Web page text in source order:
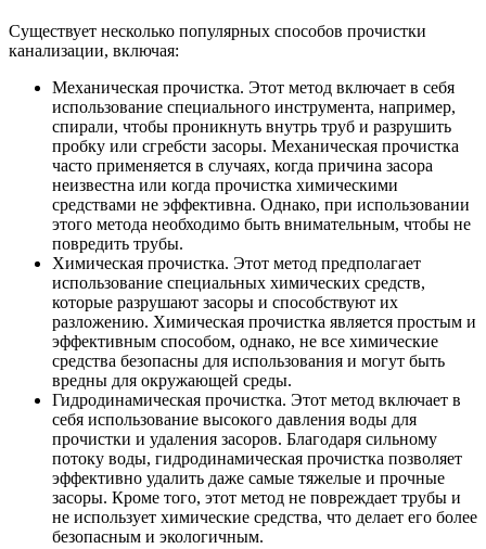
Существует несколько популярных способов прочистки
канализации, включая:
Механическая прочистка. Этот метод включает в себя
использование специального инструмента, например,
спирали, чтобы проникнуть внутрь труб и разрушить
пробку или сгребсти засоры. Механическая прочистка
часто применяется в случаях, когда причина засора
неизвестна или когда прочистка химическими
средствами не эффективна. Однако, при использовании
этого метода необходимо быть внимательным, чтобы не
повредить трубы.
Химическая прочистка. Этот метод предполагает
использование специальных химических средств,
которые разрушают засоры и способствуют их
разложению. Химическая прочистка является простым и
эффективным способом, однако, не все химические
средства безопасны для использования и могут быть
вредны для окружающей среды.
Гидродинамическая прочистка. Этот метод включает в
себя использование высокого давления воды для
прочистки и удаления засоров. Благодаря сильному
потоку воды, гидродинамическая прочистка позволяет
эффективно удалить даже самые тяжелые и прочные
засоры. Кроме того, этот метод не повреждает трубы и
не использует химические средства, что делает его более
безопасным и экологичным.